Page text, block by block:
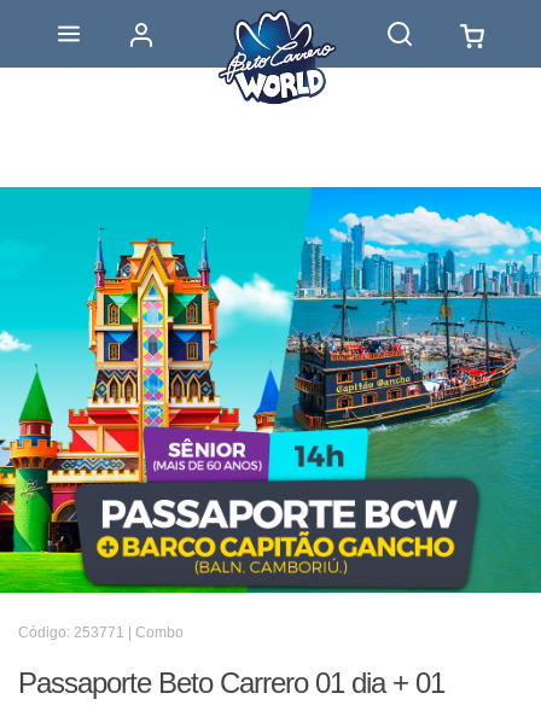
Código: 253771 | Combo
Passaporte Beto Carrero 01 dia + 01